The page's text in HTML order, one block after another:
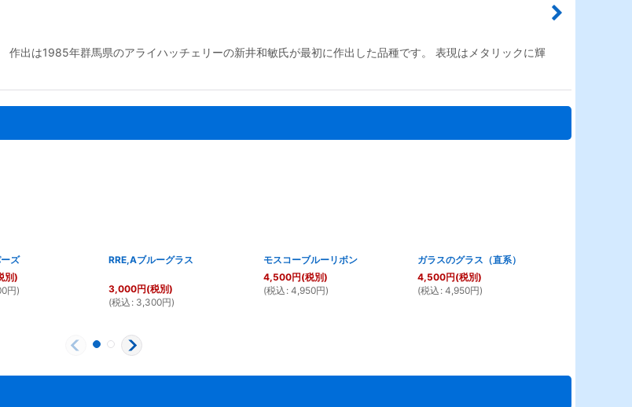
作出は1985年群馬県のアライハッチェリーの新井和敏氏が最初に作出した品種です。 表現はメタリックに輝
ズ
別)
円)
RRE,Aブルーグラス
3,000円(税別)
(税込 : 3,300円)
モスコーブルーリボン
4,500円(税別)
(税込 : 4,950円)
ガラスのグラス（直系）
4,500円(税別)
(税込 : 4,950円)